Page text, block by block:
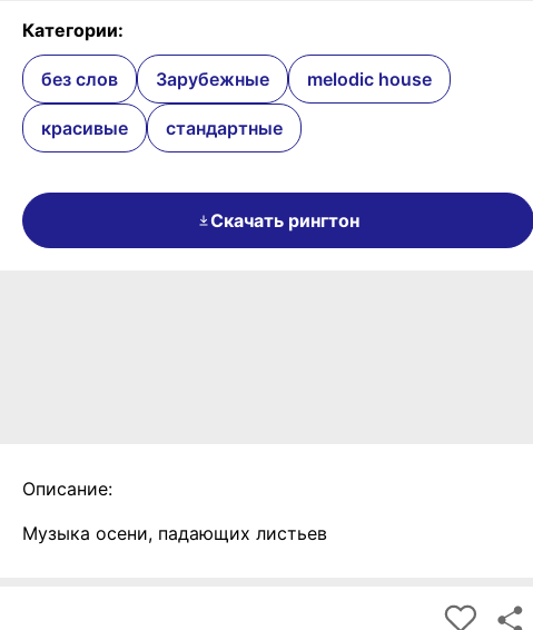
Категории:
без слов Зарубежные melodic house
красивые стандартные
Скачать рингтон
Описание:
Музыка осени, падающих листьев